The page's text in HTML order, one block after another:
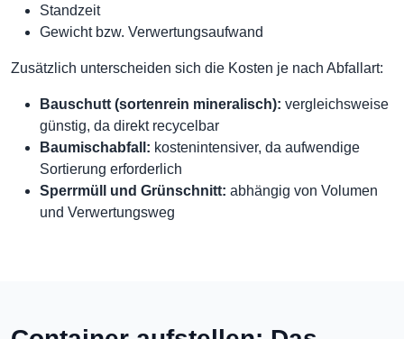
Standzeit
Gewicht bzw. Verwertungsaufwand
Zusätzlich unterscheiden sich die Kosten je nach Abfallart:
Bauschutt (sortenrein mineralisch): vergleichsweise
günstig, da direkt recycelbar
Baumischabfall: kostenintensiver, da aufwendige
Sortierung erforderlich
Sperrmüll und Grünschnitt: abhängig von Volumen
und Verwertungsweg